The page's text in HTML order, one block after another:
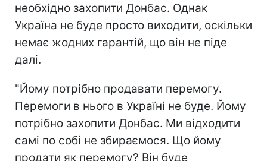
необхідно захопити Донбас. Однак
Україна не буде просто виходити, оскільки
немає жодних гарантій, що він не піде
далі.
"Йому потрібно продавати перемогу.
Перемоги в нього в Україні не буде. Йому
потрібно захопити Донбас. Ми відходити
самі по собі не збираємося. Що йому
продати як перемогу? Він буде